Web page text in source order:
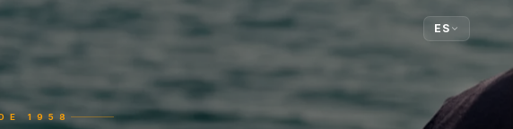
ES
1958